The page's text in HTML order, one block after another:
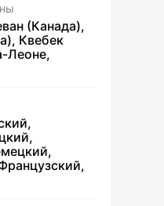
(Канада),
Квебек
Леоне,